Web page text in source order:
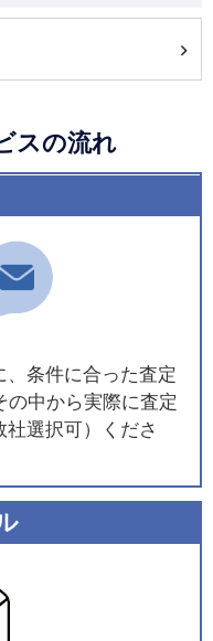
スの流れ
条件に合った査定
の中から実際に査定
選択可）くださ